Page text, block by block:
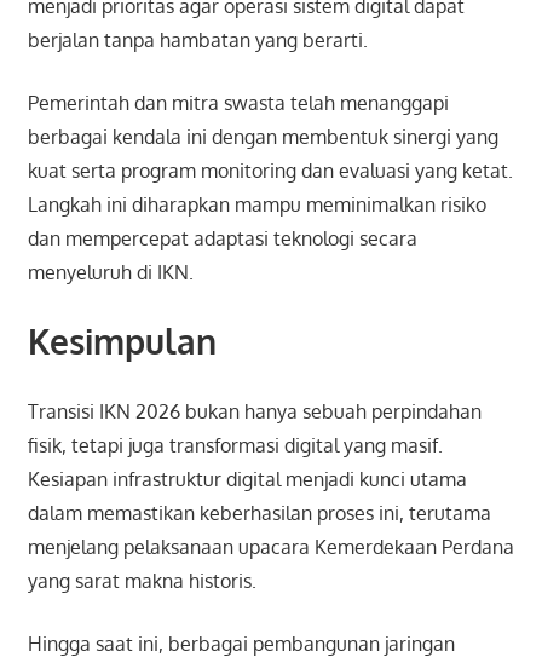
menjadi prioritas agar operasi sistem digital dapat
berjalan tanpa hambatan yang berarti.
Pemerintah dan mitra swasta telah menanggapi
berbagai kendala ini dengan membentuk sinergi yang
kuat serta program monitoring dan evaluasi yang ketat.
Langkah ini diharapkan mampu meminimalkan risiko
dan mempercepat adaptasi teknologi secara
menyeluruh di IKN.
Kesimpulan
Transisi IKN 2026 bukan hanya sebuah perpindahan
fisik, tetapi juga transformasi digital yang masif.
Kesiapan infrastruktur digital menjadi kunci utama
dalam memastikan keberhasilan proses ini, terutama
menjelang pelaksanaan upacara Kemerdekaan Perdana
yang sarat makna historis.
Hingga saat ini, berbagai pembangunan jaringan